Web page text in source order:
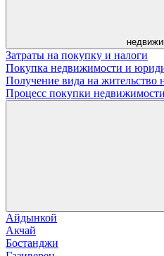
Затраты на покупку и налоги
Покупка недвижимости и
Получение вида на жительство
Процесс покупки недвижимости
Айдынкой
Акчай
Бостанджи